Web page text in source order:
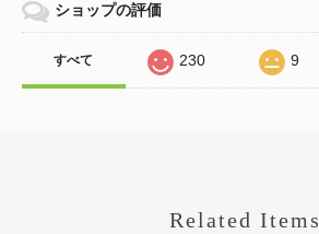
ショップの評価
すべて 230 9
Related Items